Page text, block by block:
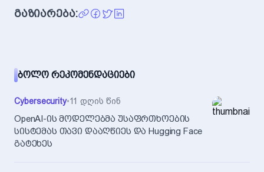
გაზიარება:
ᲑᲝᲚᲝ ᲠᲔᲙᲝᲛᲔᲜᲓᲐᲪᲘᲔᲑᲘ
Cybersecurity•11 დღის წინ
OpenAI-ის მოდელებმა უსაფრთხოების
სისტემას თავი დააღწიეს და Hugging Face
გატეხეს